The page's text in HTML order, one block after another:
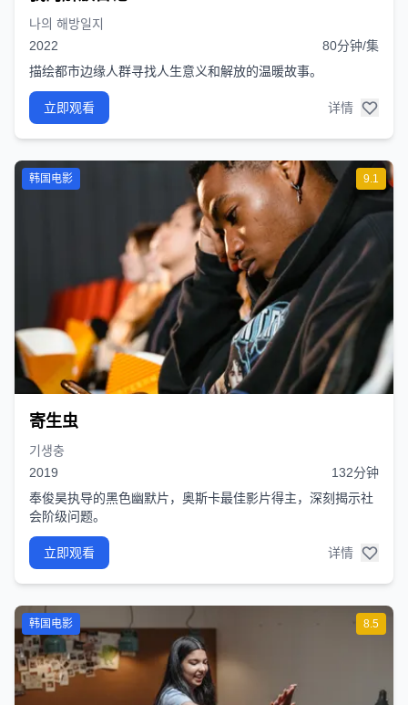
나의 해방일지
2022
80分钟/集
描绘都市边缘人群寻找人生意义和解放的温暖故事。
立即观看 详情
9.1
韩国电影
寄生虫
기생충
2019
132分钟
奉俊昊执导的黑色幽默片，奥斯卡最佳影片得主，深刻揭示社
会阶级问题。
立即观看 详情
8.5
韩国电影